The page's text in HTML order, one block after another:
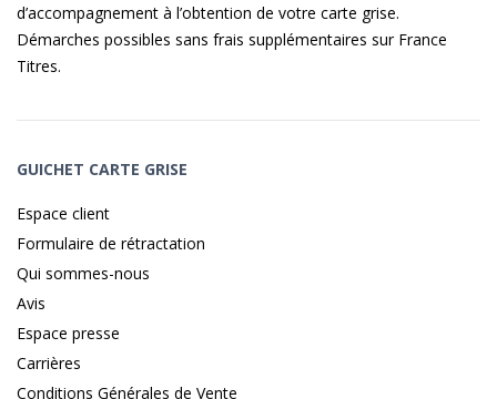
d’accompagnement à l’obtention de votre carte grise.
Démarches possibles sans frais supplémentaires sur France
Titres.
GUICHET CARTE GRISE
Espace client
Formulaire de rétractation
Qui sommes-nous
Avis
Espace presse
Carrières
Conditions Générales de Vente